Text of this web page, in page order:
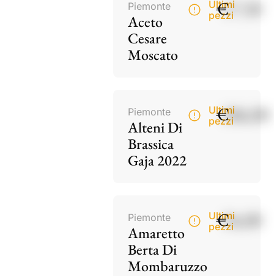
Piemonte
Aceto
Cesare
Moscato
Ultimi
pezzi
€17,50
Piemonte
Alteni Di
Brassica
Gaja 2022
Ultimi
pezzi
€186,00
Piemonte
Amaretto
Berta Di
Mombaruzzo
Ultimi
pezzi
€34,00